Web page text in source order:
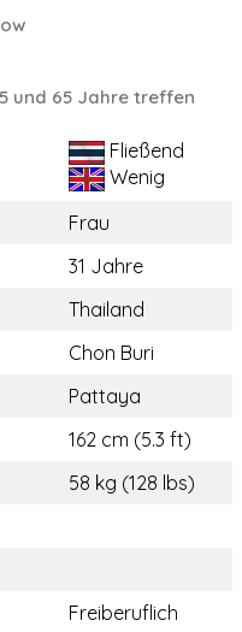
und 65 Jahre treffen
Fließend
Wenig
Frau
31 Jahre
Thailand
Chon Buri
Pattaya
162 cm (5.3 ft)
58 kg (128 lbs)
Freiberuflich